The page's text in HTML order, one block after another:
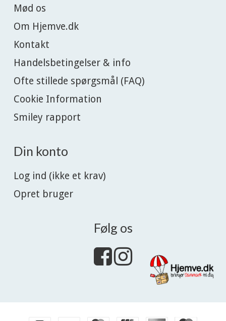
Mød os
Om Hjemve.dk
Kontakt
Handelsbetingelser & info
Ofte stillede spørgsmål (FAQ)
Cookie Information
Smiley rapport
Din konto
Log ind (ikke et krav)
Opret bruger
Følg os